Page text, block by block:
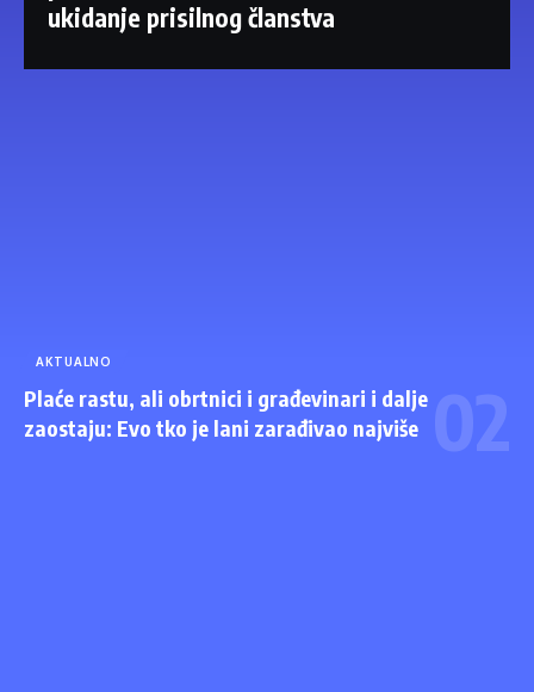
ukidanje prisilnog članstva
AKTUALNO
Plaće rastu, ali obrtnici i građevinari i dalje
zaostaju: Evo tko je lani zarađivao najviše